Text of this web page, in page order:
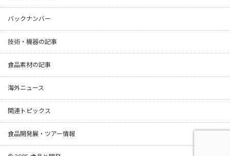
バックナンバー
技術・機器の記事
食品素材の記事
海外ニュース
関連トピックス
食品開発展・ツアー情報